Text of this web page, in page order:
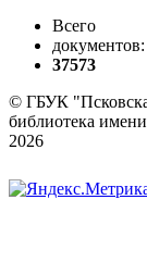
Всего
документов:
37573
© ГБУК
библиотека
2026